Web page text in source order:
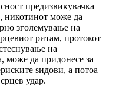
предизвикувачка
никотинот може да
зголемување на
ритам, протокот
на
може да придонесе за
ѕидови, а потоа
удар.